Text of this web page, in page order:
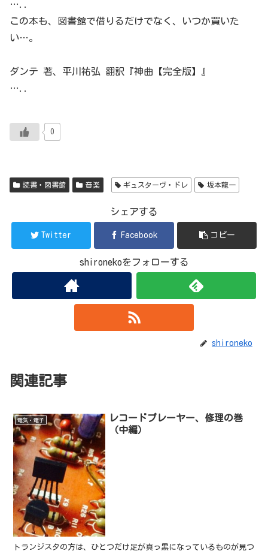
…..
この本も、図書館で借りるだけでなく、いつか買いた
い…。
ダンテ 著、平川祐弘 翻訳『神曲【完全版】』
…..
0
読書・図書館 音楽 ギュスターヴ・ドレ 坂本龍一
シェアする
Twitter Facebook コピー
shironekoをフォローする
shironeko
関連記事
電気・電子
レコードプレーヤー、修理の巻
（中編）
トランジスタの方は、ひとつだけ足が真っ黒になっているものが見つ